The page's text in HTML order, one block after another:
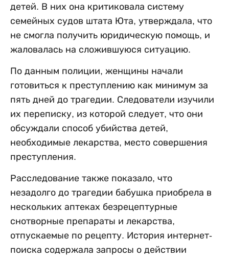
детей. В них она критиковала систему
семейных судов штата Юта, утверждала, что
не смогла получить юридическую помощь, и
жаловалась на сложившуюся ситуацию.
По данным полиции, женщины начали
готовиться к преступлению как минимум за
пять дней до трагедии. Следователи изучили
их переписку, из которой следует, что они
обсуждали способ убийства детей,
необходимые лекарства, место совершения
преступления.
Расследование также показало, что
незадолго до трагедии бабушка приобрела в
нескольких аптеках безрецептурные
снотворные препараты и лекарства,
отпускаемые по рецепту. История интернет-
поиска содержала запросы о действии